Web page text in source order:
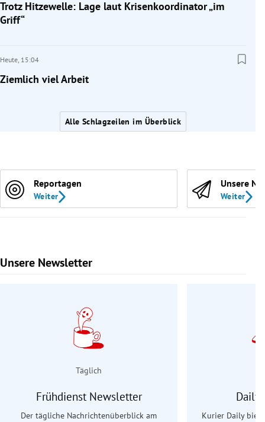
Trotz Hitzewelle: Lage laut Krisenkoordinator „im
Griff“
Heute, 15:04
Ziemlich viel Arbeit
Alle Schlagzeilen im Überblick
Reportagen
Weiter
Unsere
Weiter
Unsere Newsletter
Slide 1 von 9
Täglich
Frühdienst Newsletter
Der tägliche Nachrichtenüberblick am
Daily
Kurier Daily